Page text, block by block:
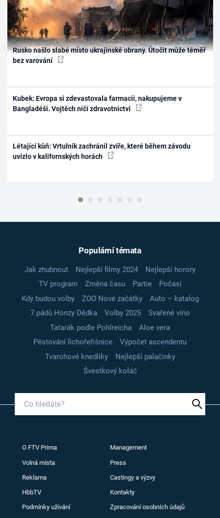
Rusko našlo slabé místo ukrajinské obrany. Útočit může téměř
bez varování
Kubek: Evropa si zdevastovala farmacii, nakupujeme v
Bangladéši. Vojtěch ničí zdravotnictví
Létající kůň: Vrtulník zachránil zvíře, které během závodu
uvízlo v kalifornských horách
Populární témata
Jak zhubnout Nejlepší filmy 2024
Nejlepší horory
TV program
Změna času Partie
Počasí
Kdy budou volby
ZOO Nové začátky
Auto – katalog
7 pádů Honzy Dědka
Volby 2025
Svařené víno
Tatarák podle Pohlreicha
Aloe vera
Pěstování lichořeřišnice
Výpočet ascendentu
Tvarohové knedlíky
Nejlepší palačinky
Švestkový koláč
O FTV Prima Management
Volná místa Press
Reklama Castingy a výzvy
HbbTV Kontakty
Podmínky užívání Zpracování osobních údajů